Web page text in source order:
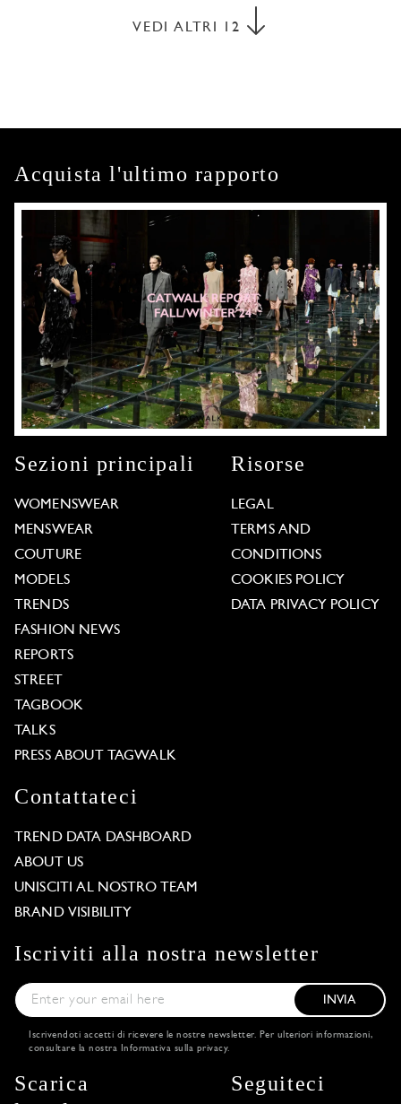
VEDI ALTRI 12
Acquista l'ultimo rapporto
Sezioni principali
WOMENSWEAR
MENSWEAR
COUTURE
MODELS
TRENDS
FASHION NEWS
REPORTS
STREET
TAGBOOK
TALKS
PRESS ABOUT TAGWALK
Risorse
LEGAL
TERMS AND
CONDITIONS
COOKIES POLICY
DATA PRIVACY POLICY
Contattateci
TREND DATA DASHBOARD
ABOUT US
UNISCITI AL NOSTRO TEAM
BRAND VISIBILITY
Iscriviti alla nostra newsletter
INVIA
Iscrivendoti accetti di ricevere le nostre newsletter. Per ulteriori informazioni,
consultare la nostra
Informativa sulla privacy.
Scarica
Seguiteci